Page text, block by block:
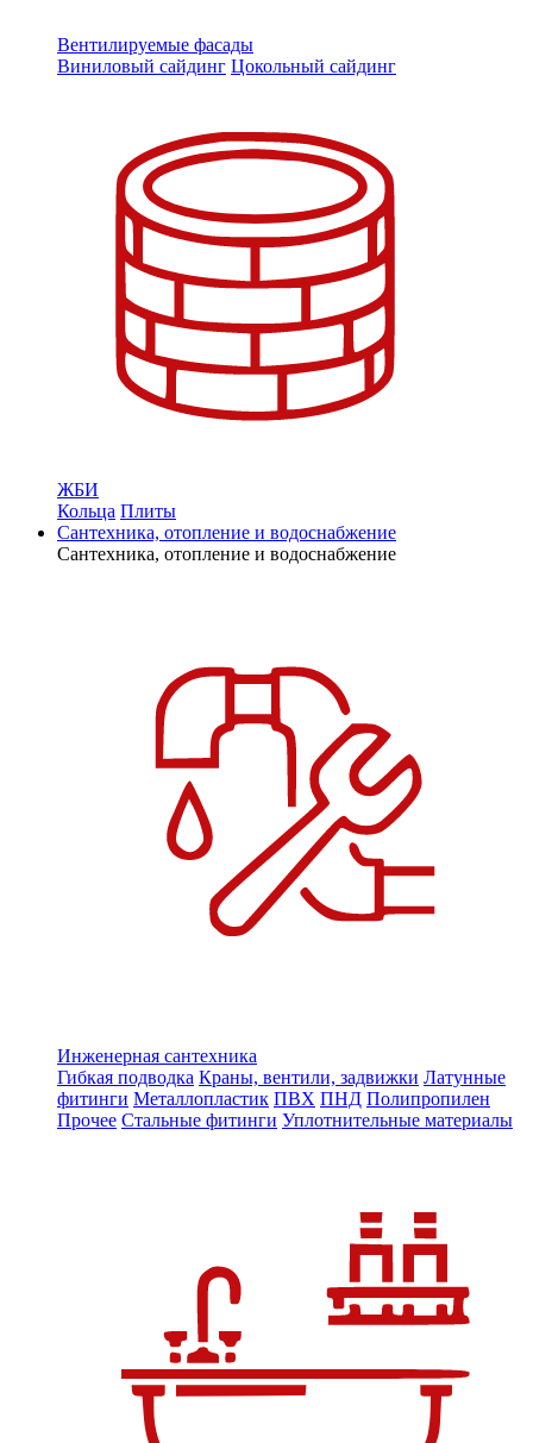
Вентилируемые фасады
Виниловый сайдинг Цокольный сайдинг
ЖБИ
Кольца Плиты
Сантехника, отопление и водоснабжение
Сантехника, отопление и водоснабжение
Инженерная сантехника
Гибкая подводка Краны, вентили, задвижки Латунные
фитинги Металлопластик ПВХ ПНД Полипропилен
Прочее Стальные фитинги Уплотнительные материалы